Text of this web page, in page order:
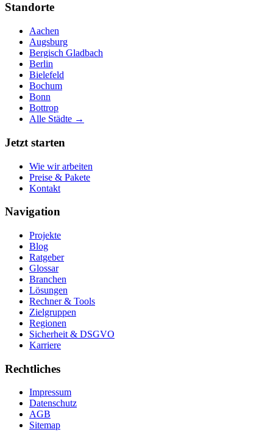
Standorte
Aachen
Augsburg
Bergisch Gladbach
Berlin
Bielefeld
Bochum
Bonn
Bottrop
Alle Städte →
Jetzt starten
Wie wir arbeiten
Preise & Pakete
Kontakt
Navigation
Projekte
Blog
Ratgeber
Glossar
Branchen
Lösungen
Rechner & Tools
Zielgruppen
Regionen
Sicherheit & DSGVO
Karriere
Rechtliches
Impressum
Datenschutz
AGB
Sitemap